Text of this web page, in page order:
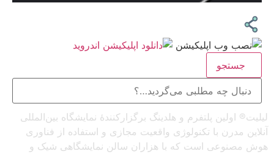
جستجو
لیلیت® اولین پلتفرم و هلدینگ برگزارکنندهٔ نمایشگاه بین‌المللی
آنلاین مدرن با تکنولوژی واقعیت مجازی و استفاده از فناوری
هوش مصنوعی است که با هزاران سالن نمایشگاهی شیک و